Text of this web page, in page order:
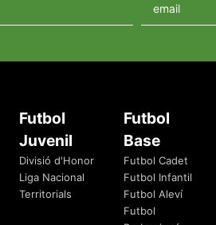
Futbol
Juvenil
Divisió d'Honor
Liga Nacional
Territorials
Futbol
Base
Futbol Cadet
Futbol Infantil
Futbol Aleví
Futbol